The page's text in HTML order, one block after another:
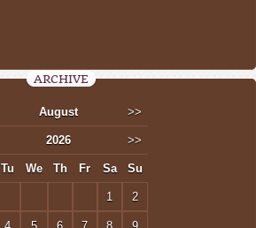
ARCHIVE
August >>
2026 >>
Tu We Th Fr Sa Su
1 2